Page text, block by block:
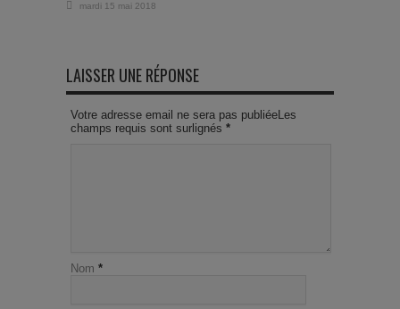
mardi 15 mai 2018
LAISSER UNE RÉPONSE
Votre adresse email ne sera pas publiéeLes
champs requis sont surlignés *
Nom *